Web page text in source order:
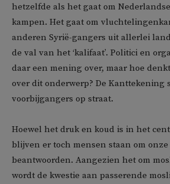
hetzelfde als het gaat om
kampen. Het gaat om
anderen Syrië-gangers uit allerlei
de val van het ‘kalifaat’. Politici en
daar een mening over, maar hoe
over dit onderwerp? De Kanttekening
voorbijgangers op straat.
Hoewel het druk en koud is in het
blijven er toch mensen staan om
beantwoorden. Aangezien het om
wordt de kwestie aan passerende